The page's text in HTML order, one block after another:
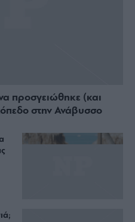
προσγειώθηκε (και
στην Ανάβυσσο